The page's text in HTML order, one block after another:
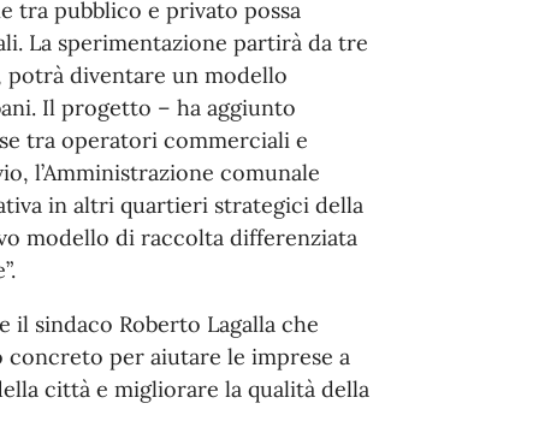
tra pubblico e privato possa
La sperimentazione partirà da tre
potrà diventare un modello
Il progetto – ha aggiunto
tra operatori commerciali e
l’Amministrazione comunale
in altri quartieri strategici della
modello di raccolta differenziata
sindaco Roberto Lagalla che
per aiutare le imprese a
città e migliorare la qualità della